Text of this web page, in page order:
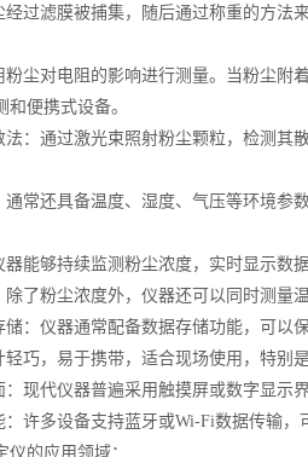
滤膜被捕集，随后通过称重的方法
对电阻的影响进行测量。当粉尘附
便携式设备。
通过激光束照射粉尘颗粒，检测其
还具备温度、湿度、气压等环境参数
够持续监测粉尘浓度，实时显示数据
粉尘浓度外，仪器还可以同时测量温
仪器通常配备数据存储功能，可以保
，易于携带，适合现场使用，特别是
代仪器普遍采用触摸屏或数字显示界
多设备支持蓝牙或Wi-Fi数据传输，
的应用领域：